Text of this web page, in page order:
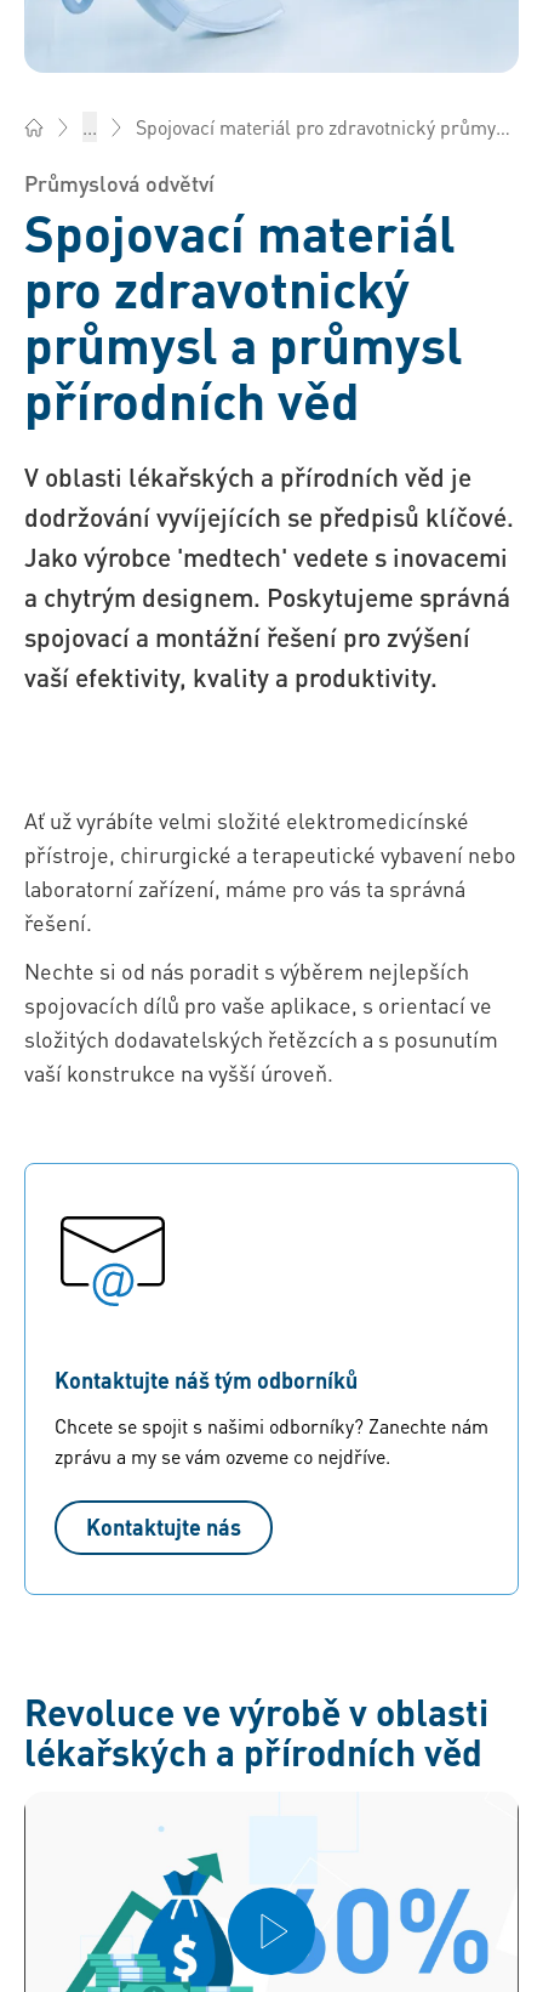
... Spojovací materiál pro zdravotnický průmysl a průmysl přírodních věd
Průmyslová odvětví
Spojovací materiál
pro zdravotnický
průmysl a průmysl
přírodních věd
V oblasti lékařských a přírodních věd je
dodržování vyvíjejících se předpisů klíčové.
Jako výrobce 'medtech' vedete s inovacemi
a chytrým designem. Poskytujeme správná
spojovací a montážní řešení pro zvýšení
vaší efektivity, kvality a produktivity.
Ať už vyrábíte velmi složité elektromedicínské
přístroje, chirurgické a terapeutické vybavení nebo
laboratorní zařízení, máme pro vás ta správná
řešení.
Nechte si od nás poradit s výběrem nejlepších
spojovacích dílů pro vaše aplikace, s orientací ve
složitých dodavatelských řetězcích a s posunutím
vaší konstrukce na vyšší úroveň.
Kontaktujte náš tým odborníků
Chcete se spojit s našimi odborníky? Zanechte nám
zprávu a my se vám ozveme co nejdříve.
Kontaktujte nás
Revoluce ve výrobě v oblasti
lékařských a přírodních věd